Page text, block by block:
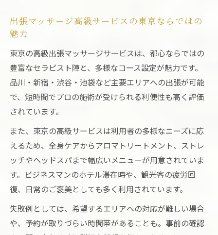
ホテルで東京 出張マッサージを満喫する
プライベート空間ならではの東京 出張マ
ッサージ体験
東京 出張マッサージを活かすリラックス
空間づくり
自宅やホテルで心地よい東京 出張マッサ
ージの工夫
信頼できるセラピストとのリラクゼーション
東京 出張マッサージで信頼できるセラピ
ストを選ぶ
経験豊富なセラピストが東京 出張マッサ
ージで活躍
安心して任せられる東京 出張マッサージ
出張マッサージ高級サービスの東京ならではの
魅力
東京の高級出張マッサージサービスは、都心ならではの
豊富なセラピスト陣と、多様なコース設定が魅力です。
品川・新宿・渋谷・池袋など主要エリアへの出張が可能
で、短時間でプロの施術が受けられる利便性も高く評価
されています。
また、東京の高級サービスは利用者の多様なニーズに応
えるため、全身ケアからアロマトリートメント、ストレ
ッチやヘッドスパまで幅広いメニューが用意されていま
す。ビジネスマンのホテル滞在時や、観光客の疲労回
復、日常のご褒美としても多く利用されています。
失敗例としては、希望するエリアへの対応が難しい場合
や、予約が取りづらい時間帯があることも。事前の確認